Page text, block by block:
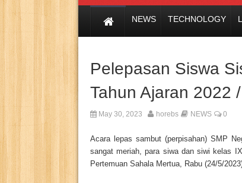
NEWS TECHNOLOGY
Pelepasan Siswa
Tahun Ajaran 2022
May 30, 2023 horebs NEWS 0
Acara lepas sambut (perpisahan) SMP
sangat meriah, para siwa dan siwi kelas
Pertemuan Sahala Mertua, Rabu (24/5/